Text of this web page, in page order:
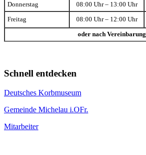
Donnerstag 08:00 Uhr – 13:00 Uhr
Freitag 08:00 Uhr – 12:00 Uhr
oder nach Vereinbarung
Schnell entdecken
Deutsches Korbmuseum
Gemeinde Michelau i.OFr.
Mitarbeiter